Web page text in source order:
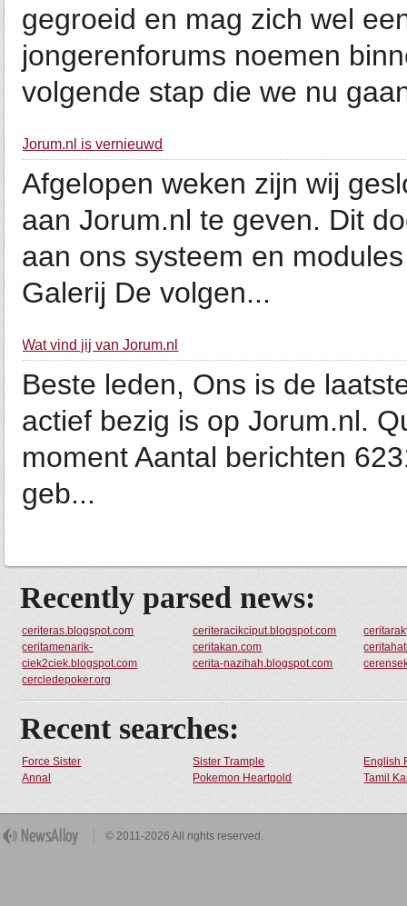
gegroeid en mag zich wel
jongerenforums noemen
volgende stap die we nu
Jorum.nl is vernieuwd
Afgelopen weken zijn wij
aan Jorum.nl te geven. Dit
aan ons systeem en
Galerij De volgen...
Wat vind jij van Jorum.nl
Beste leden, Ons is de
actief bezig is op Jorum.nl.
moment Aantal berichten
geb...
Recently parsed news:
ceriteras.blogspot.com ceriteracikciput.blogspot.com
ceritamenarik-
ciek2ciek.blogspot.com
ceritakan.com
cerita-nazihah.blogspot.com
cercledepoker.org
Recent searches:
Force Sister Sister Trample
English
Annal
Pokemon Heartgold Tamil
© 2011-2026 All rights reserved.